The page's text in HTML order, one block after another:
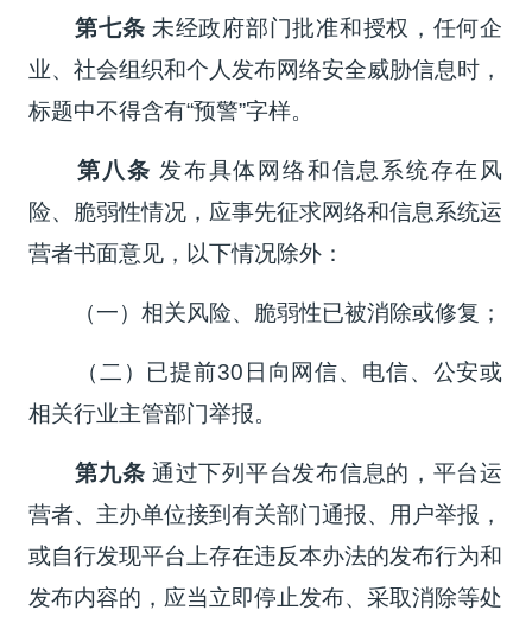
第七条 未经政府部门批准和授权，任何企
业、社会组织和个人发布网络安全威胁信息时，
标题中不得含有“预警”字样。
第八条 发布具体网络和信息系统存在风
险、脆弱性情况，应事先征求网络和信息系统运
营者书面意见，以下情况除外：
（一）相关风险、脆弱性已被消除或修复；
（二）已提前30日向网信、电信、公安或
相关行业主管部门举报。
第九条 通过下列平台发布信息的，平台运
营者、主办单位接到有关部门通报、用户举报，
或自行发现平台上存在违反本办法的发布行为和
发布内容的，应当立即停止发布、采取消除等处